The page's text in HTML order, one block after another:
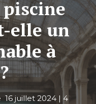
elle un
à
16 juillet 2024 | 4